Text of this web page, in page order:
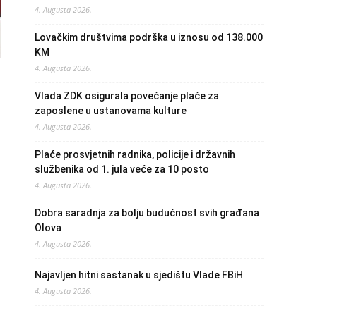
4. Augusta 2026.
Lovačkim društvima podrška u iznosu od 138.000
KM
4. Augusta 2026.
Vlada ZDK osigurala povećanje plaće za
zaposlene u ustanovama kulture
4. Augusta 2026.
Plaće prosvjetnih radnika, policije i državnih
službenika od 1. jula veće za 10 posto
4. Augusta 2026.
Dobra saradnja za bolju budućnost svih građana
Olova
4. Augusta 2026.
Najavljen hitni sastanak u sjedištu Vlade FBiH
4. Augusta 2026.